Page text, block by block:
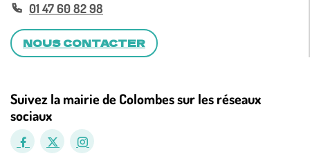
01 47 60 82 98
NOUS CONTACTER
Suivez la mairie de Colombes sur les réseaux
sociaux